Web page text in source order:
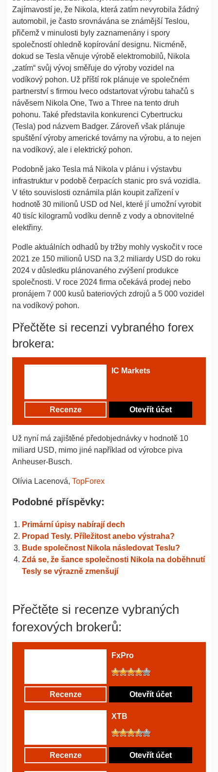
Zajímavostí je, že Nikola, která zatím nevyrobila žádný
automobil, je často srovnávána se známější Teslou,
přičemž v minulosti byly zaznamenány i spory
společností ohledně kopírování designu. Nicméně,
dokud se Tesla věnuje výrobě elektromobilů, Nikola
„zatím“ svůj vývoj směřuje do výroby vozidel na
vodíkový pohon. Už příští rok plánuje ve společném
partnerství s firmou Iveco odstartovat výrobu tahačů s
návěsem Nikola One, Two a Three na tento druh
pohonu. Také představila konkurenci Cybertrucku
(Tesla) pod názvem Badger. Zároveň však plánuje
spuštění výroby americké továrny na výrobu, a to nejen
na vodíkový, ale i elektrický pohon.
Podobně jako Tesla má Nikola v plánu i výstavbu
infrastruktur v podobě čerpacích stanic pro svá vozidla.
V této souvislosti oznámila plán koupit zařízení v
hodnotě 30 milionů USD od Nel, které jí umožní vyrobit
40 tisíc kilogramů vodíku denně z vody a obnovitelné
elektřiny.
Podle aktuálních odhadů by tržby mohly vyskočit v roce
2021 ze 150 milionů USD na 3,2 miliardy USD do roku
2024 v důsledku plánovaného zvýšení produkce
společnosti. V roce 2024 firma očekává prodej nebo
pronájem 7 000 kusů bateriových zdrojů a 5 000 vozidel
na vodíkový pohon.
Přečtěte si recenzi vybraného forex
brokera:
IC Markets
Recenze Otevřít účet
Už nyní má zajištěné předobjednávky v hodnotě 10
miliard USD, mimo jiné například od výrobce piva
Anheuser-Busch.
Olívia Lacenová, TopForex
Podobné příspěvky:
Primární úpisy nabírají dech
Propad Tesly. Příležitost anebo výstraha?
Bude společnost Nikola následovat Teslu?
Zdá se, že šance společnosti Nikola na doběhnutí
Tesly se výrazně zmenšují
Přečtěte si recenze vybraných
forexových brokerů:
FxPro
Recenze Otevřít účet
XTB
Recenze Otevřít účet